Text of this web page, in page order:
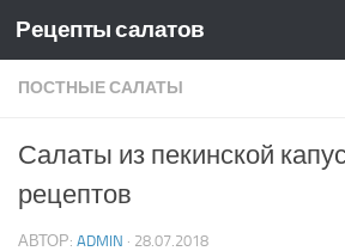
Skip to content
Рецепты салатов
ПОСТНЫЕ САЛАТЫ
Салаты из пекинской
рецептов
АВТОР: ADMIN · 28.07.2018